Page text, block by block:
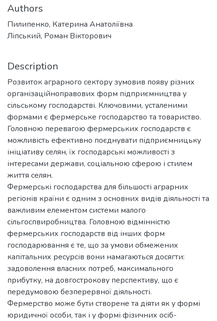
Authors
Пилипенко, Катерина Анатоліївна
Ліпський, Роман Вікторович
Description
Розвиток аграрного сектору зумовив появу різних
організаційноправових форм підприємництва у
сільському господарстві. Ключовими, усталеними
формами є фермерське господарство та товариство.
Головною перевагою фермерських господарств є
можливість ефективно поєднувати підприємницьку
ініціативу селян, їх господарські можливості з
інтересами держави, соціальною сферою і стилем
життя селян.
Фермерські господарства для більшості аграрних
регіонів країни є одним з основних видів діяльності та
важливим елементом системи малого
сільгоспвиробництва. Головною відмінністю
фермерських господарств від інших форм
господарювання є те, що за умови обмежених
капітальних ресурсів вони намагаються досягти:
задоволення власних потреб, максимального
прибутку, на довгострокову перспективу, що є
передумовою безперервної діяльності.
Фермерство може бути створене та діяти як у формі
юридичної особи, так і у формі фізичних осіб-